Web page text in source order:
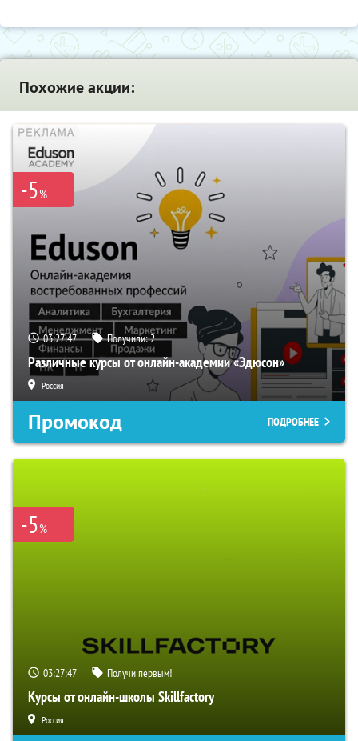
Похожие акции:
-5%
03:27:46 Получили:2
Различные курсы от онлайн-академии «Эдюсон»
Россия
Промокод ПОДРОБНЕЕ
-5%
03:27:46 Получи первым!
Курсы от онлайн-школы Skillfactory
Россия